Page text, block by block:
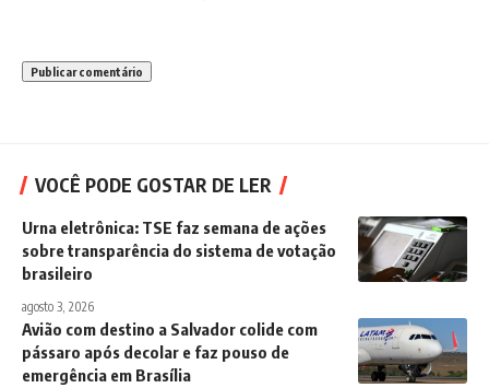
VOCÊ PODE GOSTAR DE LER
Urna eletrônica: TSE faz semana de ações
sobre transparência do sistema de votação
brasileiro
agosto 3, 2026
Avião com destino a Salvador colide com
pássaro após decolar e faz pouso de
emergência em Brasília